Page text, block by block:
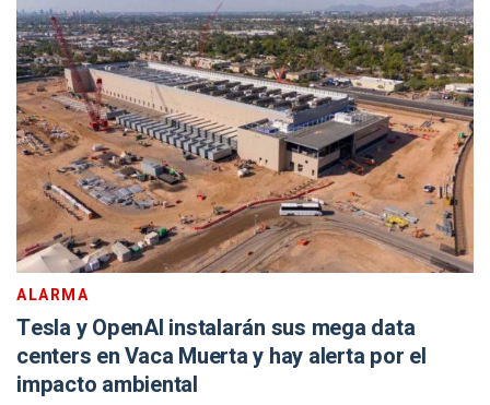
ALARMA
Tesla y OpenAI instalarán sus mega data
centers en Vaca Muerta y hay alerta por el
impacto ambiental